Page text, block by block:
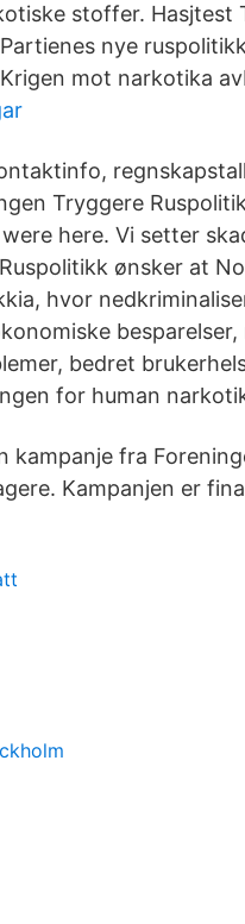
stoffer. Hasjtest
nye
mot narkotika
Tryggere
here. Vi setter
ønsker at
hvor
bedret
for human
kampanje fra
Kampanjen er